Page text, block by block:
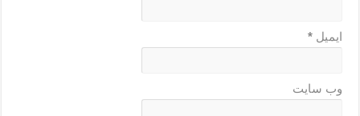
ایمیل*
وب‌ سایت